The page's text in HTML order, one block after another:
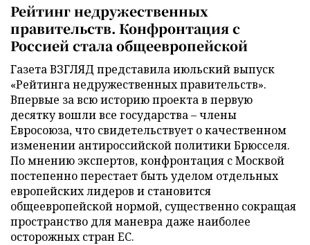
Рейтинг недружественных
правительств. Конфронтация с
Россией стала общеевропейской
Газета ВЗГЛЯД представила июльский выпуск
«Рейтинга недружественных правительств».
Впервые за всю историю проекта в первую
десятку вошли все государства – члены
Евросоюза, что свидетельствует о качественном
изменении антироссийской политики Брюсселя.
По мнению экспертов, конфронтация с Москвой
постепенно перестает быть уделом отдельных
европейских лидеров и становится
общеевропейской нормой, существенно сокращая
пространство для маневра даже наиболее
осторожных стран ЕС.